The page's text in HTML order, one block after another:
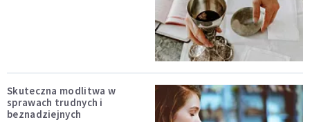
Skuteczna modlitwa w
sprawach trudnych i
beznadziejnych